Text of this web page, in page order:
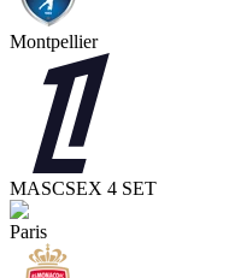
Montpellier
MASCSEX 4 SET
Paris